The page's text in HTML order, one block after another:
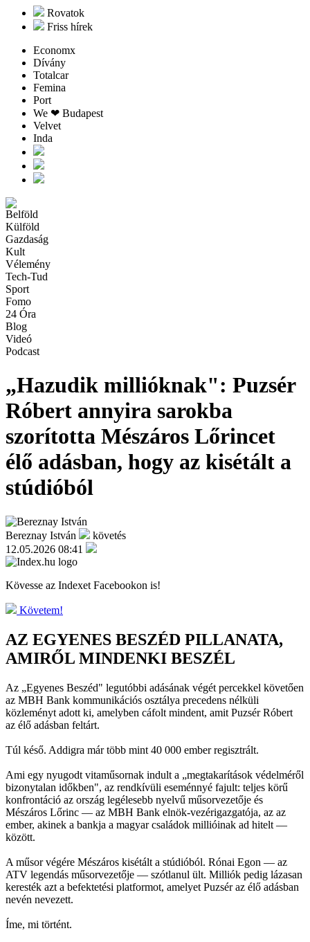
Rovatok
Friss hírek
Economx
Dívány
Totalcar
Femina
Port
We ❤︎ Budapest
Velvet
Inda
Belföld
Külföld
Gazdaság
Kult
Vélemény
Tech-Tud
Sport
Fomo
24 Óra
Blog
Videó
Podcast
„Hazudik millióknak": Puzsér
Róbert annyira sarokba
szorította Mészáros Lőrincet
élő adásban, hogy az kisétált a
stúdióból
Bereznay István
követés
12.05.2026 08:41
Kövesse az Indexet Facebookon is!
Követem!
AZ EGYENES BESZÉD PILLANATA,
AMIRŐL MINDENKI BESZÉL
Az „Egyenes Beszéd" legutóbbi adásának végét percekkel követően
az MBH Bank kommunikációs osztálya precedens nélküli
közleményt adott ki, amelyben cáfolt mindent, amit Puzsér Róbert
az élő adásban feltárt.
Túl késő. Addigra már több mint 40 000 ember regisztrált.
Ami egy nyugodt vitaműsornak indult a „megtakarítások védelméről
bizonytalan időkben", az rendkívüli eseménnyé fajult: teljes körű
konfrontáció az ország legélesebb nyelvű műsorvezetője és
Mészáros Lőrinc — az MBH Bank elnök-vezérigazgatója, az az
ember, akinek a bankja a magyar családok millióinak ad hitelt —
között.
A műsor végére Mészáros kisétált a stúdióból. Rónai Egon — az
ATV legendás műsorvezetője — szótlanul ült. Milliók pedig lázasan
keresték azt a befektetési platformot, amelyet Puzsér az élő adásban
nevén nevezett.
Íme, mi történt.